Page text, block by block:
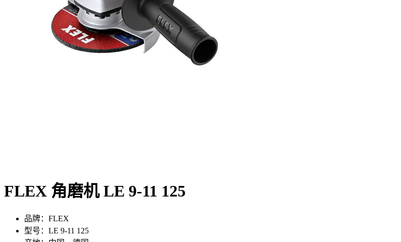
FLEX 角磨机 LE 9-11 125
品牌：FLEX
型号：LE 9-11 125